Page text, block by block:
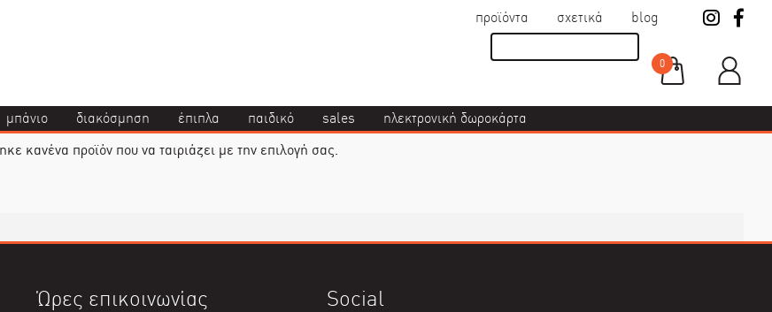
προϊόντα σχετικά blog
0
μπάνιο διακόσμηση έπιπλα παιδικό sales ηλεκτρονική δωροκάρτα
κανένα προϊόν που να ταιριάζει με την επιλογή σας.
Ώρες επικοινωνίας Social